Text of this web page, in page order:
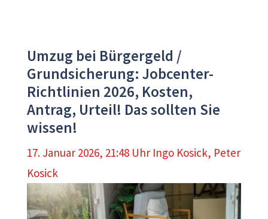
Umzug bei Bürgergeld /
Grundsicherung: Jobcenter-
Richtlinien 2026, Kosten,
Antrag, Urteil! Das sollten Sie
wissen!
17. Januar 2026, 21:48 Uhr Ingo Kosick, Peter
Kosick